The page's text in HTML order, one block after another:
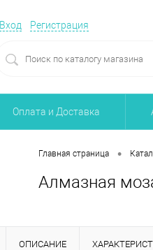
Вход Регистрация
Оплата и Доставка
Главная страница •
Алмазная
ОПИСАНИЕ